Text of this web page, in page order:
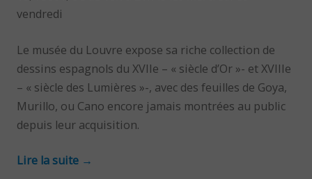
vendredi
Le musée du Louvre expose sa riche collection de
dessins espagnols du XVIIe – « siècle d’Or »- et XVIIIe
– « siècle des Lumières »-, avec des feuilles de Goya,
Murillo, ou Cano encore jamais montrées au public
depuis leur acquisition.
Lire la suite →